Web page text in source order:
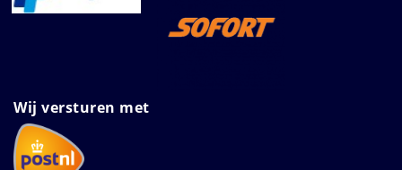
Wij versturen met